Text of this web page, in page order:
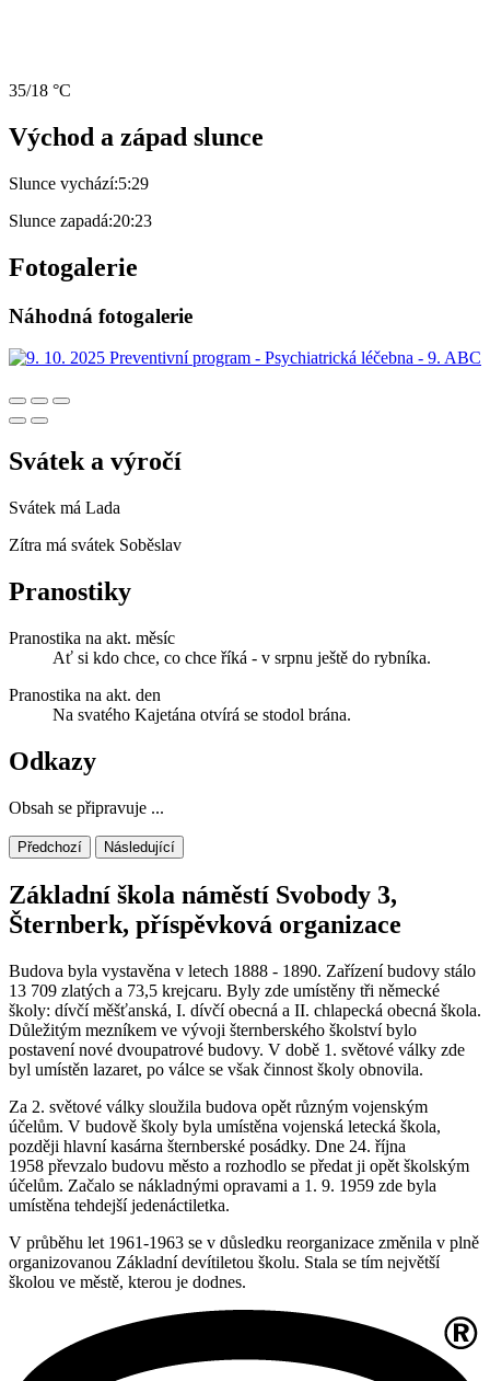
35/18 °C
Východ a západ slunce
Slunce vychází:5:29
Slunce zapadá:20:23
Fotogalerie
Náhodná fotogalerie
Svátek a výročí
Svátek má Lada
Zítra má svátek Soběslav
Pranostiky
Pranostika na akt. měsíc
Ať si kdo chce, co chce říká - v srpnu ještě do rybníka.
Pranostika na akt. den
Na svatého Kajetána otvírá se stodol brána.
Odkazy
Obsah se připravuje ...
Předchozí Následující
Základní škola náměstí Svobody 3,
Šternberk, příspěvková organizace
Budova byla vystavěna v letech 1888 - 1890. Zařízení budovy stálo
13 709 zlatých a 73,5 krejcaru. Byly zde umístěny tři německé
školy: dívčí měšťanská, I. dívčí obecná a II. chlapecká obecná škola.
Důležitým mezníkem ve vývoji šternberského školství bylo
postavení nové dvoupatrové budovy. V době 1. světové války zde
byl umístěn lazaret, po válce se však činnost školy obnovila.
Za 2. světové války sloužila budova opět různým vojenským
účelům. V budově školy byla umístěna vojenská letecká škola,
později hlavní kasárna šternberské posádky. Dne 24. října
1958 převzalo budovu město a rozhodlo se předat ji opět školským
účelům. Začalo se nákladnými opravami a 1. 9. 1959 zde byla
umístěna tehdejší jedenáctiletka.
V průběhu let 1961-1963 se v důsledku reorganizace změnila v plně
organizovanou Základní devítiletou školu. Stala se tím největší
školou ve městě, kterou je dodnes.